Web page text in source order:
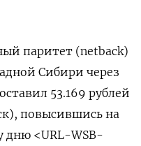
паритет (netback)
Сибири через
53.169 рублей
повысившись на
дню <URL-WSB-